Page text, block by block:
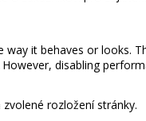
it behaves or looks.
disabling
rozložení stránky.